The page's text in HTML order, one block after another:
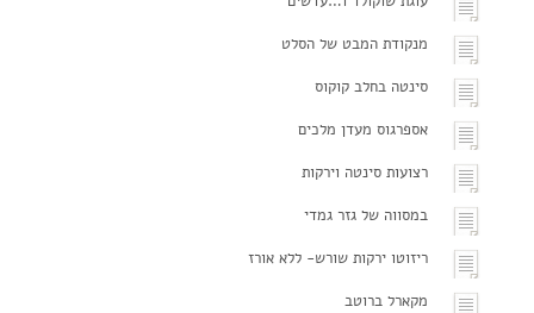
מנקודת המבט של הסלט
סינטה בחלב קוקוס
אספרגוס מעדן מלכים
רצועות סינטה וירקות
במסווה של גזר גמדי
ריזוטו ירקות שורש- ללא אורז
מקארל ברוטב